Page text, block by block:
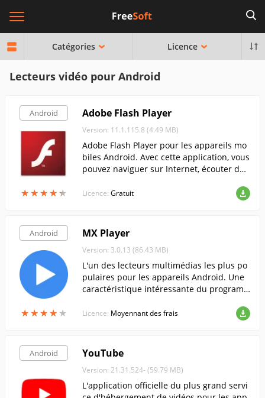
Catégories Licence
Lecteurs vidéo pour Android
Android
★★★★★
★★★★★
Adobe Flash Player
Version: 11.1.115.8 (4.49 MB)
Adobe Flash Player pour les appareils mo
biles Android. Avec cette application, vous
pouvez naviguer sur Internet, écouter de l
Licence: Gratuit
Android
★★★★ ★
★★★★ ★
MX Player
Version: 3.0.13 (86.43 MB)
L'un des lecteurs multimédias les plus po
pulaires pour les appareils Android. Une
caractéristique intéressante du program
de décodage multi-core.
Licence: Moyennant des frais
Android YouTube
Version: 21.31.524- (59.79 MB)
L'application officielle du plus grand servi